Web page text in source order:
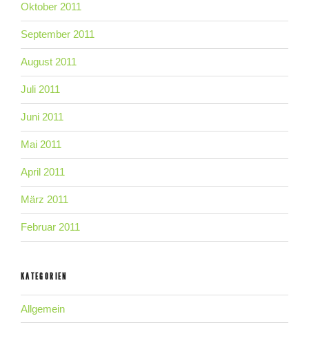
Oktober 2011
September 2011
August 2011
Juli 2011
Juni 2011
Mai 2011
April 2011
März 2011
Februar 2011
KATEGORIEN
Allgemein